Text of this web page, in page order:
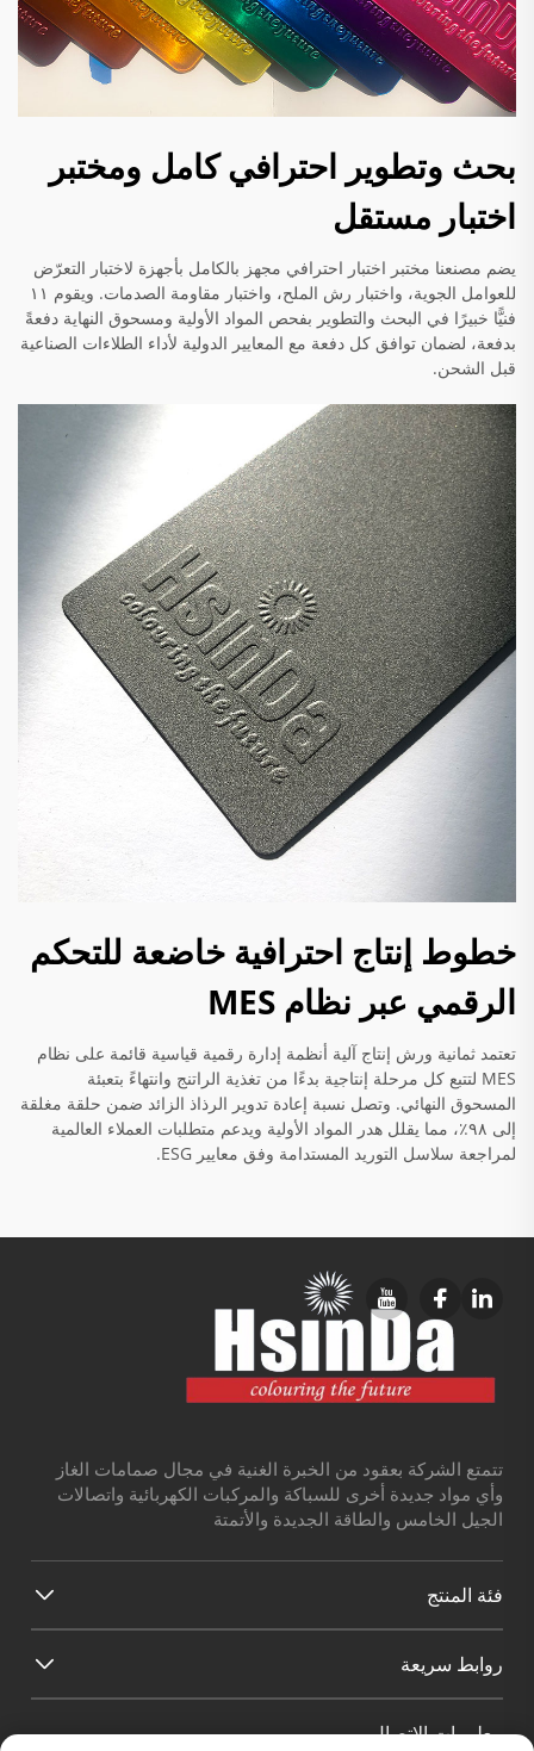
بحث وتطوير احترافي كامل ومختبر
اختبار مستقل
يضم مصنعنا مختبر اختبار احترافي مجهز بالكامل بأجهزة لاختبار التعرّض
للعوامل الجوية، واختبار رش الملح، واختبار مقاومة الصدمات. ويقوم ١١
فنيًّا خبيرًا في البحث والتطوير بفحص المواد الأولية ومسحوق النهاية دفعةً
بدفعة، لضمان توافق كل دفعة مع المعايير الدولية لأداء الطلاءات الصناعية
قبل الشحن.
خطوط إنتاج احترافية خاضعة للتحكم
الرقمي عبر نظام MES
تعتمد ثمانية ورش إنتاج آلية أنظمة إدارة رقمية قياسية قائمة على نظام
MES لتتبع كل مرحلة إنتاجية بدءًا من تغذية الراتنج وانتهاءً بتعبئة
المسحوق النهائي. وتصل نسبة إعادة تدوير الرذاذ الزائد ضمن حلقة مغلقة
إلى ٩٨٪، مما يقلل هدر المواد الأولية ويدعم متطلبات العملاء العالمية
لمراجعة سلاسل التوريد المستدامة وفق معايير ESG.
تتمتع الشركة بعقود من الخبرة الغنية في مجال صمامات الغاز
وأي مواد جديدة أخرى للسباكة والمركبات الكهربائية واتصالات
الجيل الخامس والطاقة الجديدة والأتمتة
فئة المنتج
روابط سريعة
معلومات الاتصال